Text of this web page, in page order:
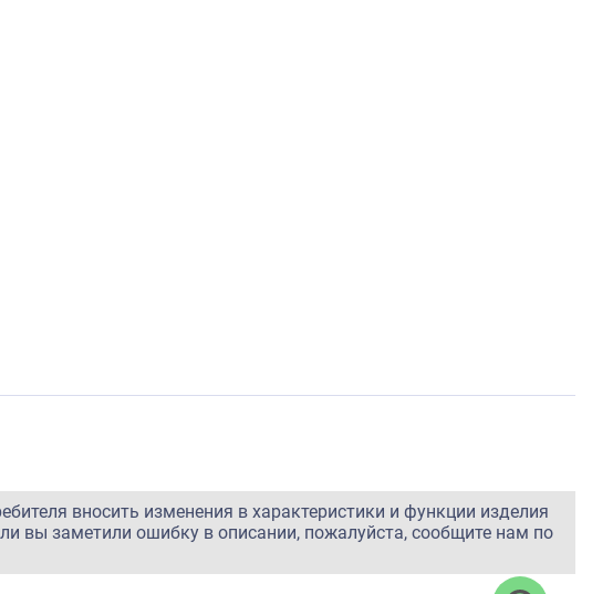
вносить изменения в характеристики и функции изделия
вы заметили ошибку в описании, пожалуйста, сообщите нам по